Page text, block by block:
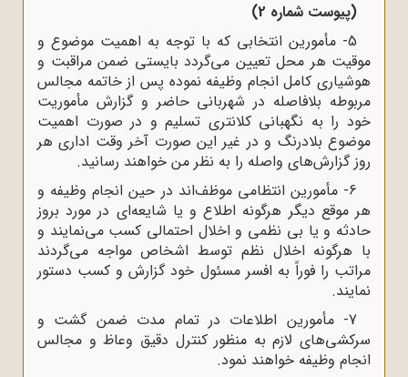
(پیوست شماره 2)
5- مأمورین انتخابی که با توجه به اهمیت موضوع و
موقیت هر محل تعیین می‌گردد بایستی ضمن مراقبت و
هوشیاری کامل انجام وظیفه نموده پس از خاتمه مجالس
مربوطه بلافاصله در شهربانی حاضر و گزارش مأموریت
خود را به نگهبانی کلانتری تسلیم و در صورت اهمیت
موضوع بلادرنگ و در غیر این صورت آخر وقت اداری هر
روز گزارش‌های واصله را به نظر من خواهند رسانید.
6- مأمورین انتظامی موظف‌اند در حین انجام وظیفه و
هر موقع دیگر هرگونه اطلاع و یا شایعه‌‌ای در مورد بروز
حادثه و یا بی نظمی و اخلال احتمالی کسب می‌نمایند و
با هرگونه اخلال نظم توسط اشخاص مواجه می‌گردند
مراتب را فوراً به افسر مسئول خود گزارش و کسب دستور
نمایند.
7- مأمورین اطلاعات در تمام مدت ضمن گشت و
سرکشی‌های لازم به منظور کنترل دقیق وعاظ و مجالس
انجام وظیفه خواهند نمود.